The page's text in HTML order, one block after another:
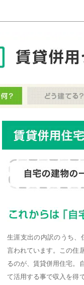
生涯支出の内訳のうち、
言われています。この住
るのが、賃貸併用住宅。
て活用する事で収入を得